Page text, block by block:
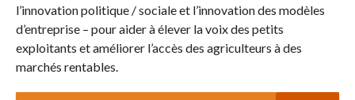
l’innovation politique / sociale et l’innovation des modèles
d’entreprise – pour aider à élever la voix des petits
exploitants et améliorer l’accès des agriculteurs à des
marchés rentables.